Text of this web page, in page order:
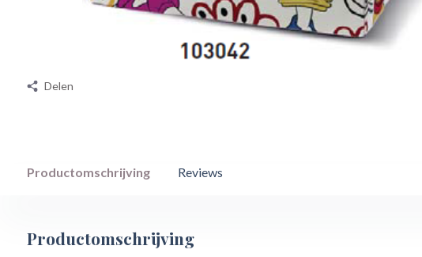
Delen
Productomschrijving Reviews
Productomschrijving